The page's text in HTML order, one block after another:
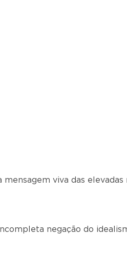
viva das elevadas
negação do